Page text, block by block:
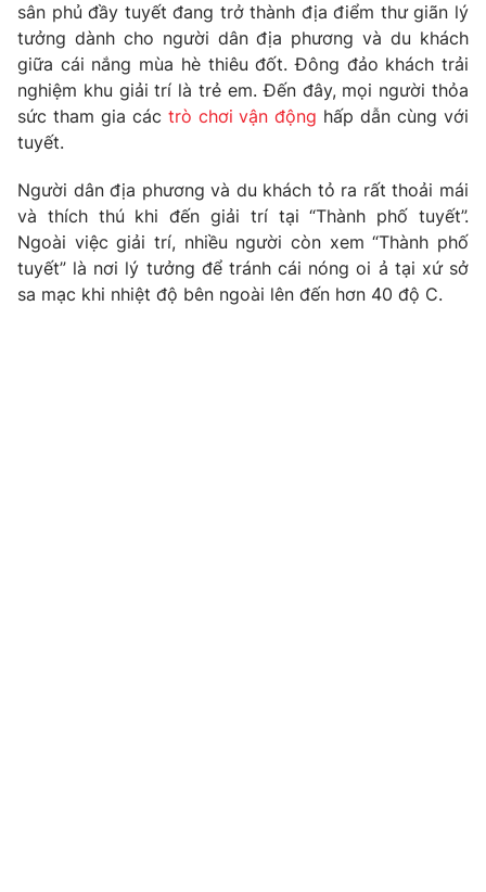
Góc doanh nghiệp
Truyền hình
Phim VTV
Hậu trường
Nhân vật
Khán giả
Giải sao mai
Giải trí
Điện ảnh
Sao
Đời sống
Du lịch
Làm đẹp
Chất lượng cuộc sống
Giáo dục
Tuyển sinh
Học trực tuyến
Công nghệ
Hitech Công nghệ tương lai
sân phủ đầy tuyết đang trở thành địa điểm thư giãn lý
tưởng dành cho người dân địa phương và du khách
giữa cái nắng mùa hè thiêu đốt. Đông đảo khách trải
nghiệm khu giải trí là trẻ em. Đến đây, mọi người thỏa
sức tham gia các trò chơi vận động hấp dẫn cùng với
tuyết.
Người dân địa phương và du khách tỏ ra rất thoải mái
và thích thú khi đến giải trí tại “Thành phố tuyết”.
Ngoài việc giải trí, nhiều người còn xem “Thành phố
tuyết” là nơi lý tưởng để tránh cái nóng oi ả tại xứ sở
sa mạc khi nhiệt độ bên ngoài lên đến hơn 40 độ C.